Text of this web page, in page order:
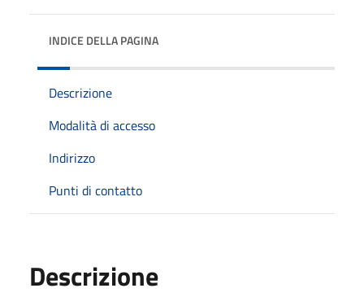
INDICE DELLA PAGINA
Descrizione
Modalità di accesso
Indirizzo
Punti di contatto
Descrizione